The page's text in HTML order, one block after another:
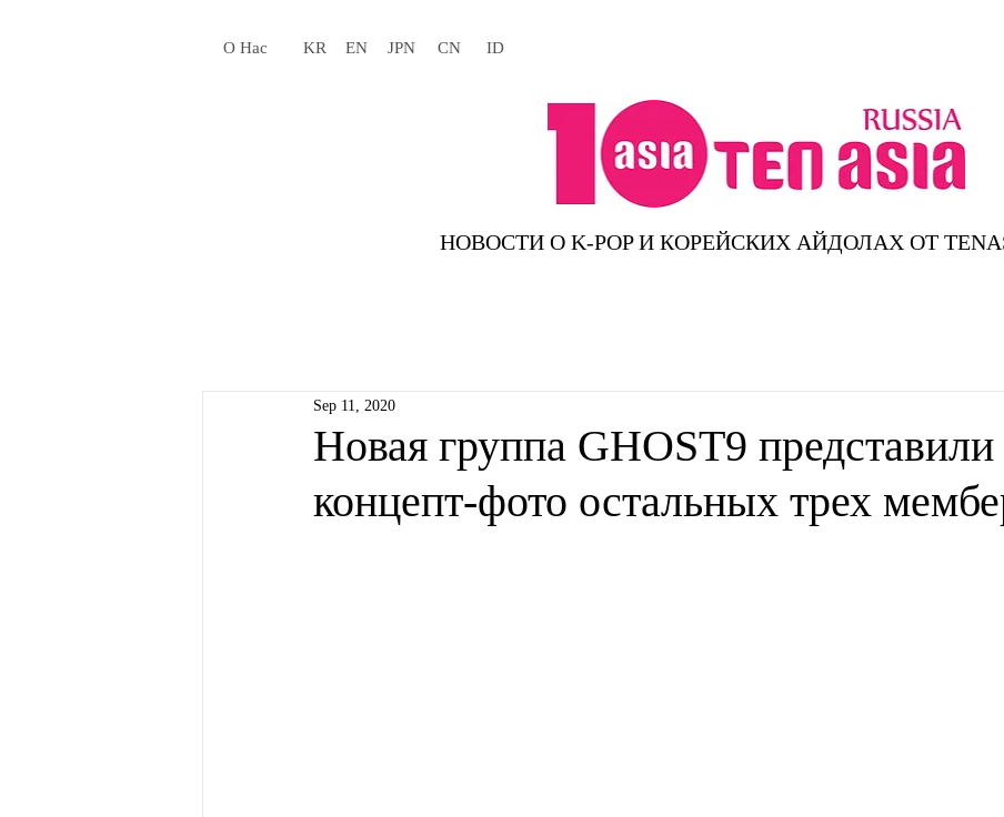
О Нас KR EN JPN CN ID
НОВОСТИ О K-POP И КОРЕЙСКИХ АЙДОЛАХ ОТ
Новая группа GHOST9 представили
концепт-фото остальных трех
Sep 11, 2020